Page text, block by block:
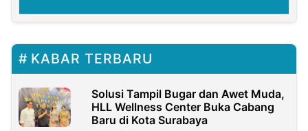
KABAR TERBARU
Solusi Tampil Bugar dan Awet Muda,
HLL Wellness Center Buka Cabang
Baru di Kota Surabaya